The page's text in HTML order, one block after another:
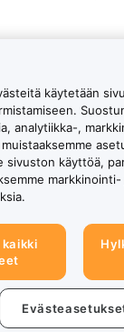
käytetään
analytiikka-,
sivuston käyttöä,
markkinointi-